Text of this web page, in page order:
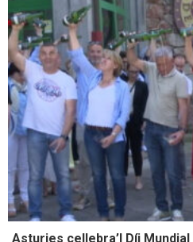
Asturies cellebra’l Díi Mundial